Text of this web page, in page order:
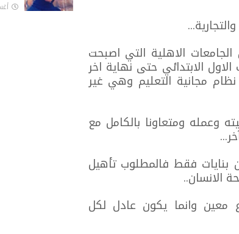
الاهلية التي اصبحت
الابتدائي حتى نهاية اخر
مجانية التعليم وهي غير
وعمله ومتعاونا بالكامل مع
فقط فالمطلوب تأهيل
الانسان..
وانما يكون عادل لكل